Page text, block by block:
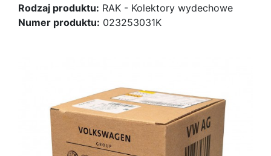
Rodzaj produktu: RAK - Kolektory wydechowe
Numer produktu: 023253031K